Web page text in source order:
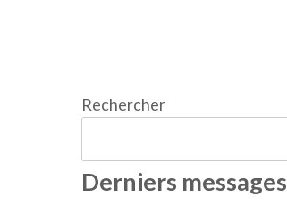
Rechercher
Derniers messages